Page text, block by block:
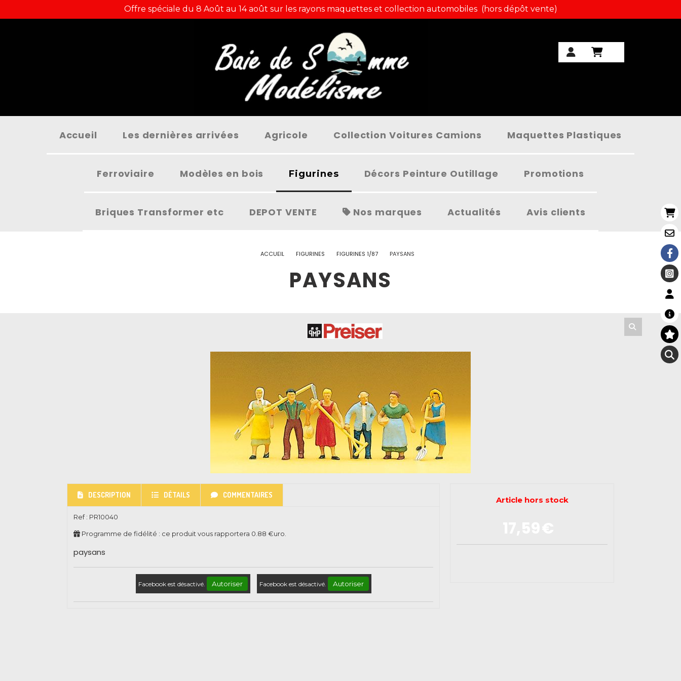
Offre spéciale du 8 Août au 14 août sur les rayons maquettes et collection automobiles (hors dépôt vente)
Accueil Les dernières arrivées Agricole Collection Voitures Camions Maquettes Plastiques
Ferroviaire Modèles en bois Figurines Décors Peinture Outillage Promotions
Briques Transformer etc DEPOT VENTE Nos marques Actualités Avis clients
ACCUEIL FIGURINES FIGURINES 1/87 PAYSANS
PAYSANS
Article hors stock
DESCRIPTION DÉTAILS COMMENTAIRES
Ref : PR10040
Programme de fidélité : ce produit vous rapportera 0.88 €uro.
paysans
Facebook est désactivé. Autoriser Facebook est désactivé. Autoriser